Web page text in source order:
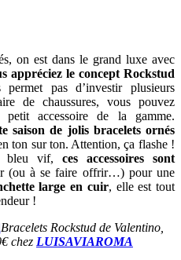
on est dans le grand luxe avec
appréciez le concept Rockstud
pas d’investir plusieurs
de chaussures, vous pouvez
accessoire de la gamme.
saison de jolis bracelets ornés
ton sur ton. Attention, ça flashe !
bleu vif, ces accessoires sont
(ou à se faire offrir…) pour une
large en cuir, elle est tout
!
Bracelets Rockstud de Valentino,
chez LUISAVIAROMA